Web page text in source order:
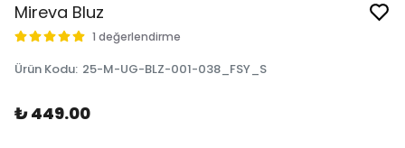
Mireva Bluz
1 değerlendirme
Ürün Kodu: 25-M-UG-BLZ-001-038_FSY_S
₺ 449.00